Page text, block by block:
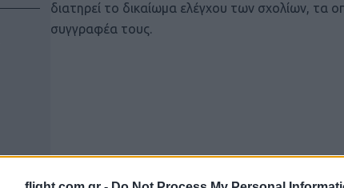
διατηρεί το δικαίωμα ελέγχου των σχολίων, τα
συγγραφέα τους.